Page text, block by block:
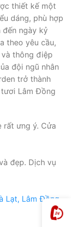
thiết kế một
dáng, phù hợp
đến ngày kỷ
theo yêu cầu,
thông điệp
đội ngũ nhân
trở thành
Lâm Đồng
rất ưng ý. Cửa
đẹp. Dịch vụ
Lạt, Lâm Đồng